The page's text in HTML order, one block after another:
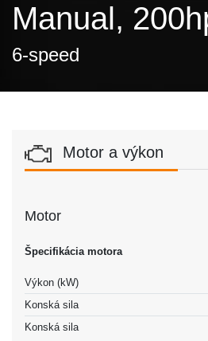
Manual,
6-speed
Motor a výkon
Motor
Špecifikácia motora
Výkon (kW)
Konská sila
Konská sila